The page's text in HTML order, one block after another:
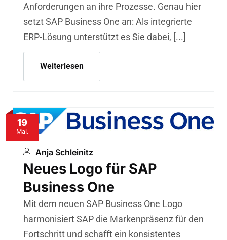
Anforderungen an ihre Prozesse. Genau hier
setzt SAP Business One an: Als integrierte
ERP-Lösung unterstützt es Sie dabei, [...]
Weiterlesen
19
Mai.
Anja Schleinitz
Neues Logo für SAP
Business One
Mit dem neuen SAP Business One Logo
harmonisiert SAP die Markenpräsenz für den
Fortschritt und schafft ein konsistentes